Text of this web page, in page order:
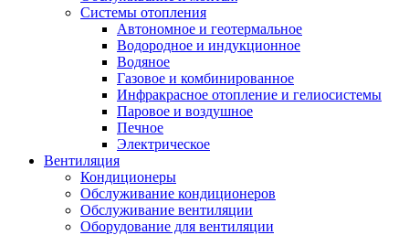
Системы отопления
Автономное и геотермальное
Водородное и индукционное
Водяное
Газовое и комбинированное
Инфракрасное отопление и гелиосистемы
Паровое и воздушное
Печное
Электрическое
Вентиляция
Кондиционеры
Обслуживание кондиционеров
Обслуживание вентиляции
Оборудование для вентиляции